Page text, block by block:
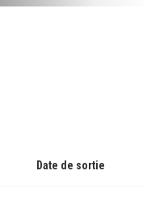
Date de sortie